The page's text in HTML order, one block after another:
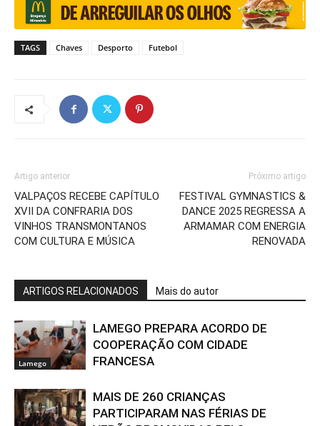
TAGS Chaves Desporto Futebol
Artigo anterior
VALPAÇOS RECEBE CAPÍTULO
XVII DA CONFRARIA DOS
VINHOS TRANSMONTANOS
COM CULTURA E MÚSICA
Próximo artigo
FESTIVAL GYMNASTICS &
DANCE 2025 REGRESSA A
ARMAMAR COM ENERGIA
RENOVADA
ARTIGOS RELACIONADOS Mais do autor
Lamego
LAMEGO PREPARA ACORDO DE
COOPERAÇÃO COM CIDADE
FRANCESA
MAIS DE 260 CRIANÇAS
PARTICIPARAM NAS FÉRIAS DE